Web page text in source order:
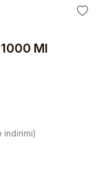
Ml
indirimi)